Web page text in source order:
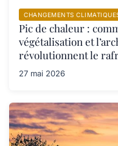
CHANGEMENTS
Pic de chaleur :
végétalisation et
révolutionnent le
27 mai 2026